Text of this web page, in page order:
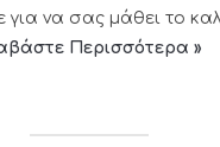
για να σας μάθει το
Περισσότερα »